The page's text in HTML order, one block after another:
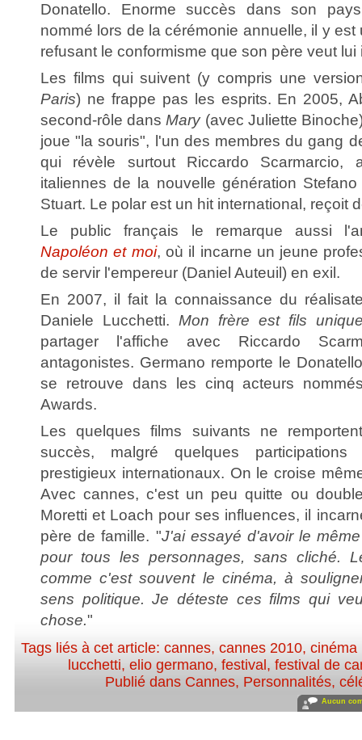
Donatello. Enorme succès dans son
nommé lors de la cérémonie annuelle, il y
refusant le conformisme que son père veut lui
Les films qui suivent (y compris une
Paris) ne frappe pas les esprits. En 2005,
second-rôle dansMary(avec Juliette
joue "la souris", l'un des membres du gang
qui révèle surtout Riccardo Scarmarcio,
italiennes de la nouvelle génération
Stuart. Le polar est un hit international, reçoit
Le public français le remarque aussi
Napoléon et moi, où il incarne un jeune
de servir l'empereur (Daniel Auteuil) en exil.
En 2007, il fait la connaissance du
Daniele Lucchetti. Mon frère est fils
partager l'affiche avec Riccardo
antagonistes. Germano remporte le
se retrouve dans les cinq acteurs
Awards.
Les quelques films suivants ne
succès, malgré quelques
prestigieux internationaux. On le croise
Avec cannes, c'est un peu quitte ou
Moretti et Loach pour ses influences, il
père de famille. "J'ai essayé d'avoir le
pour tous les personnages, sans cliché.
comme c'est souvent le cinéma, à
sens politique.Je déteste ces films qui
chose."
Tags liés à cet article: cannes, cannes 2010, cinéma
lucchetti,elio germano,festival ,festival de
Publié dans Cannes, Personnalités,
Aucun